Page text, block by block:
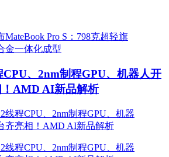
CPU、2nm制程GPU、机器人开
AMD AI新品解析